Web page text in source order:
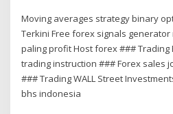
Moving averages strategy binary
Terkini Free forex signals
paling profit Host forex ### Trading
trading instruction ### Forex sales
### Trading WALL Street
bhs indonesia